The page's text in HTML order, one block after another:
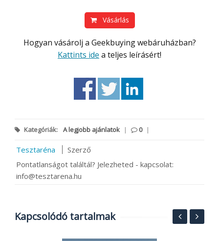
Vásárlás
Hogyan vásárolj a Geekbuying webáruházban?
Kattints ide a teljes leírásért!
Kategóriák: A legjobb ajánlatok | 0 |
Tesztaréna
Szerző
Pontatlanságot találtál? Jelezheted - kapcsolat:
info@tesztarena.hu
Kapcsolódó tartalmak